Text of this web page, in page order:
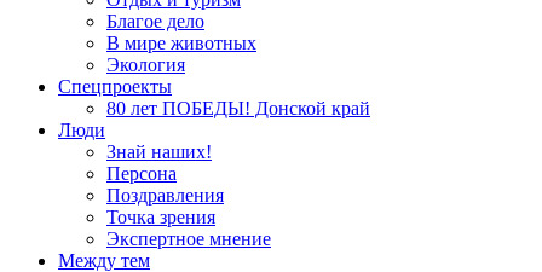
Благое дело
В мире животных
Экология
Спецпроекты
80 лет ПОБЕДЫ! Донской край
Люди
Знай наших!
Персона
Поздравления
Точка зрения
Экспертное мнение
Между тем